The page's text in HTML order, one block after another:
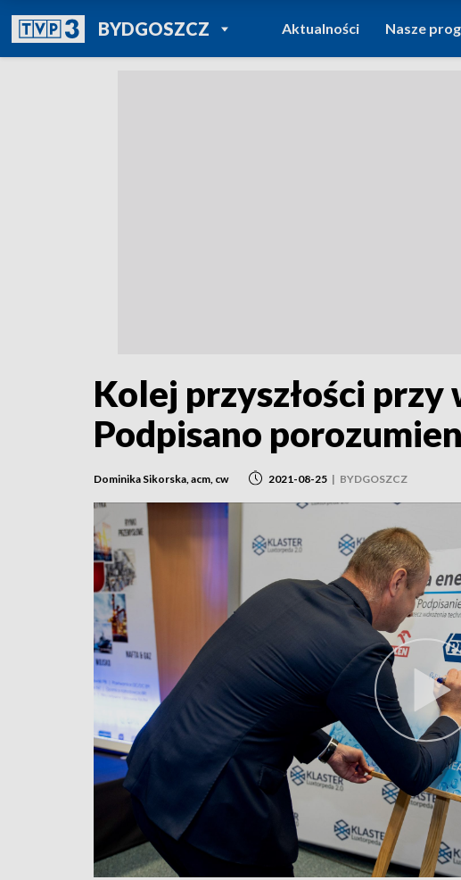
BYDGOSZCZPOWRÓT DO
TVP REGIONY
Aktualności Nasze
Kolej przyszłości
Podpisano
Dominika Sikorska, acm, cw 2021-08-25 | BYDGOSZCZ